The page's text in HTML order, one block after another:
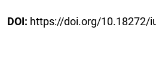
DOI: https://doi.org/10.18272/